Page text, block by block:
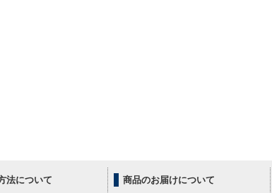
法について 商品のお届けについて